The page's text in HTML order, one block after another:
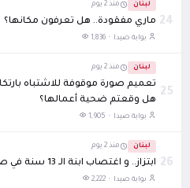
24
لبنان منذ 2 يوم
ماري مفقودة.. هل تعرفون مكانها؟
بوابة صيدا · 1,836
25
لبنان منذ 2 يوم
تعميم صورة موقوفة للاشتباه
هل وقعتم ضحية أعمالها؟
بوابة صيدا · 1,905
26
لبنان منذ 2 يوم
ابتزاز.. و اغتصاب ابنة الـ 13 سنة في صيدا..
بوابة صيدا · 2,222